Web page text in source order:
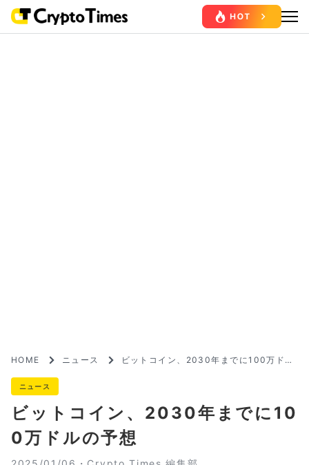
HOME ニュース
ビットコイン、2030年までに100万ドル
ニュース
ビットコイン、2030年までに10
0万ドルの予想